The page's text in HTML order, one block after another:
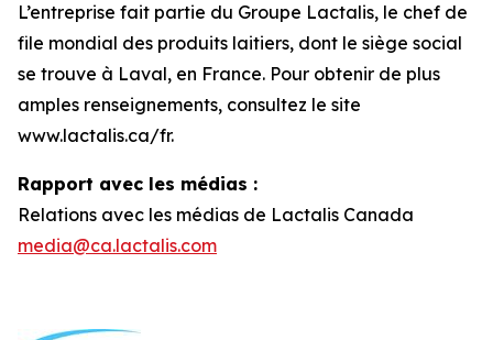
L’entreprise fait partie du Groupe Lactalis, le chef de
file mondial des produits laitiers, dont le siège social
se trouve à Laval, en France. Pour obtenir de plus
amples renseignements, consultez le site
www.lactalis.ca/fr.
Rapport avec les médias :
Relations avec les médias de Lactalis Canada
media@ca.lactalis.com